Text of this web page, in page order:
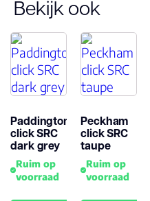
Bekijk ook
Paddington
click SRC
dark grey
Ruim op
voorraad
Peckham
click SRC
taupe
Ruim op
voorraad